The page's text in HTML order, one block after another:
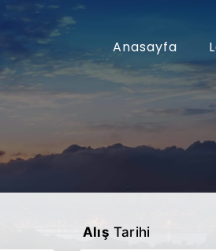
Anasayfa
Alış Tarihi